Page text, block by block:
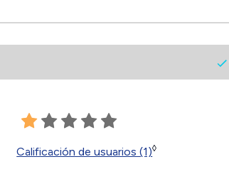
Calificación de usuarios (1)◊